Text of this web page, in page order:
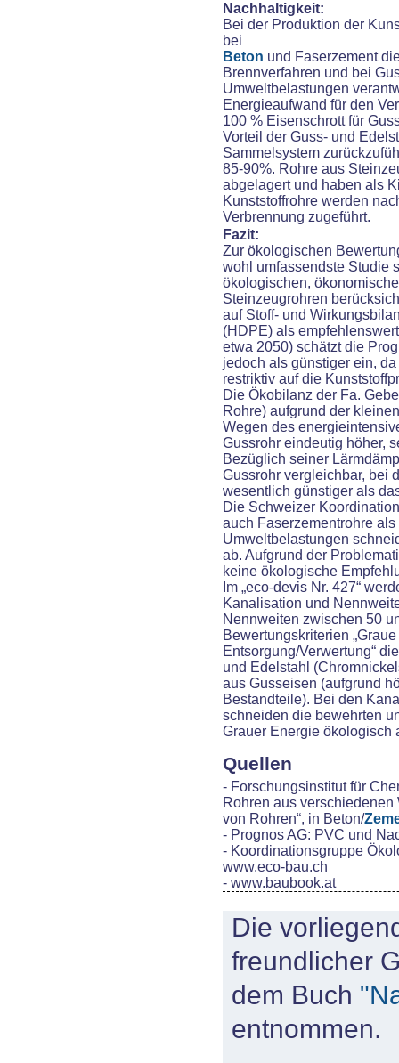
Nachhaltigkeit:
Bei der Produktion der
bei
Beton und Faserzement
Brennverfahren und bei
Umweltbelastungen
Energieaufwand für den
100 % Eisenschrott für
Vorteil der Guss- und
Sammelsystem
85-90%. Rohre aus
abgelagert und haben als
Kunststoffrohre werden
Verbrennung zugeführt.
Fazit:
Zur ökologischen
wohl umfassendste Studie
ökologischen,
Steinzeugrohren
auf Stoff- und
(HDPE) als
etwa 2050) schätzt die
jedoch als günstiger ein,
restriktiv auf die
Die Ökobilanz der Fa.
Rohre) aufgrund der
Wegen des
Gussrohr eindeutig höher,
Bezüglich seiner
Gussrohr vergleichbar, bei
wesentlich günstiger als
Die Schweizer
auch Faserzementrohre
Umweltbelastungen
ab. Aufgrund der
keine ökologische
Im „eco-devis Nr. 427“
Kanalisation und
Nennweiten zwischen 50
Bewertungskriterien
Entsorgung/Verwertung“
und Edelstahl
aus Gusseisen (aufgrund
Bestandteile). Bei den
schneiden die bewehrten
Grauer Energie ökologisch
Quellen
- Forschungsinstitut für
Rohren aus verschiedenen
von Rohren“, in Beton/
- Prognos AG: PVC und
- Koordinationsgruppe
www.eco-bau.ch
- www.baubook.at
Die
freundlicher
dem Buch
entnommen.